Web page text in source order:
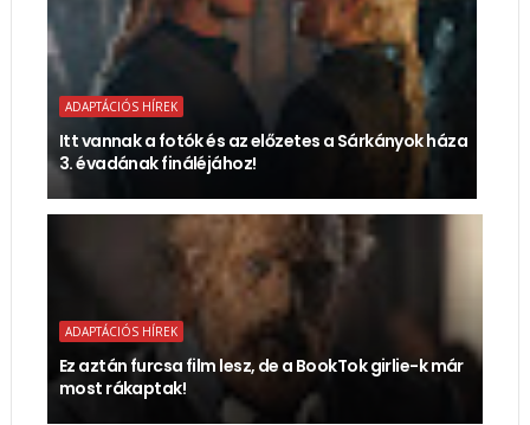
ADAPTÁCIÓS HÍREK
Itt vannak a fotók és az előzetes a Sárkányok háza
3. évadának fináléjához!
ADAPTÁCIÓS HÍREK
Ez aztán furcsa film lesz, de a BookTok girlie-k már
most rákaptak!